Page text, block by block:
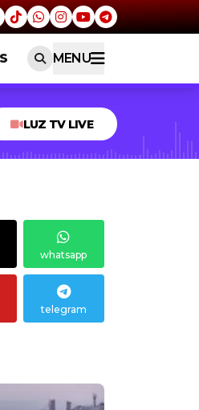
MENU
LUZ TV LIVE
whatsapp
telegram